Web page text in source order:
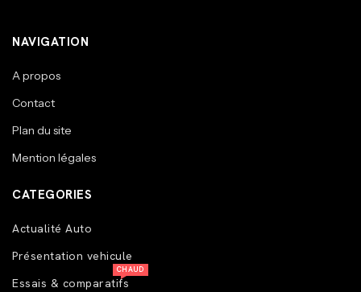
NAVIGATION
A propos
Contact
Plan du site
Mention légales
CATEGORIES
Actualité Auto
Présentation vehicule
Essais & comparatifs
CHAUD